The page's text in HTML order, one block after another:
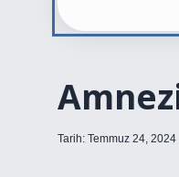
Tarih: Temmuz 24, 2024